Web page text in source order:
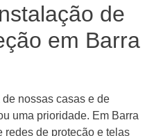
de
em Barra
nossas casas e de
uma prioridade. Em Barra
redes de proteção e telas